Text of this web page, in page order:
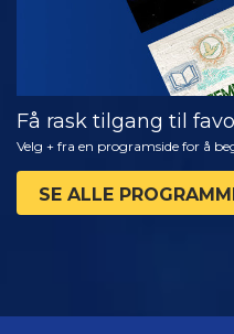
Få rask tilgang til
Velg + fra en programside for å
SE ALLE